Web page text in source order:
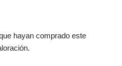
hayan comprado este